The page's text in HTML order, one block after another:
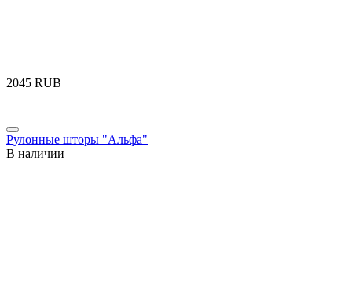
‍2045‍ RUB
Рулонные шторы "Альфа"
В наличии